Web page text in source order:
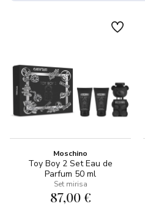
Moschino
Toy Boy 2 Set Eau de
Parfum 50 ml
Set mirisa
87,00 €